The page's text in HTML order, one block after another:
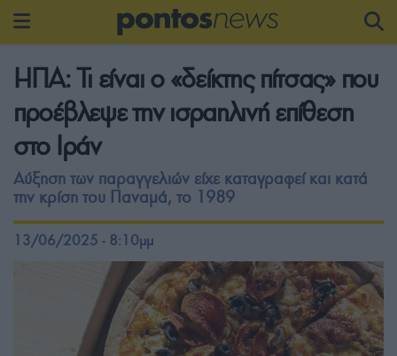
ΗΠΑ: Τι είναι ο «δείκτης πίτσας» που
προέβλεψε την ισραηλινή επίθεση
στο Ιράν
Αύξηση των παραγγελιών είχε καταγραφεί και κατά
την κρίση του Παναμά, το 1989
13/06/2025 - 8:10μμ